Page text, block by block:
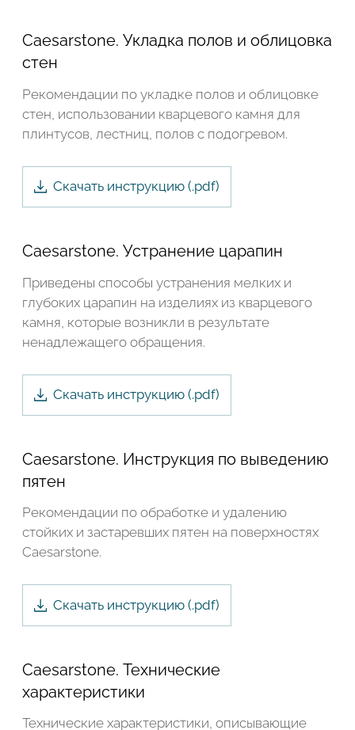
Caesarstone. Укладка полов и облицовка
стен
Рекомендации по укладке полов и облицовке
стен, использовании кварцевого камня для
плинтусов, лестниц, полов с подогревом.
Скачать инструкцию (.pdf)
Caesarstone. Устранение царапин
Приведены способы устранения мелких и
глубоких царапин на изделиях из кварцевого
камня, которые возникли в результате
ненадлежащего обращения.
Скачать инструкцию (.pdf)
Caesarstone. Инструкция по выведению
пятен
Рекомендации по обработке и удалению
стойких и застаревших пятен на поверхностях
Caesarstone.
Скачать инструкцию (.pdf)
Caesarstone. Технические
характеристики
Технические характеристики, описывающие